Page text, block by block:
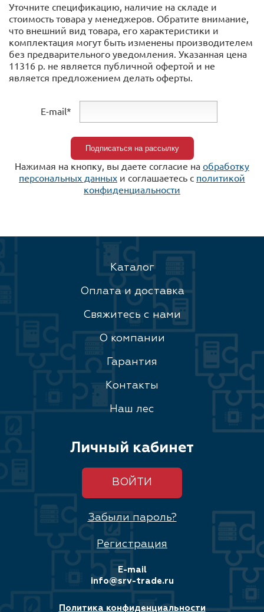
Уточните спецификацию, наличие на складе и
стоимость товара у менеджеров. Обратите внимание,
что внешний вид товара, его характеристики и
комплектация могут быть изменены производителем
без предварительного уведомления. Указанная цена
11316 р. не является публичной офертой и не
является предложением делать оферты.
E-mail*
Нажимая на кнопку, вы даете согласие на обработку
персональных данных и соглашаетесь c политикой
конфиденциальности
Каталог
Оплата и доставка
Свяжитесь с нами
О компании
Гарантия
Контакты
Наш лес
Личный кабинет
ВОЙТИ
Забыли пароль?
Регистрация
E-mail
info@srv-trade.ru
Политика конфиденциальности